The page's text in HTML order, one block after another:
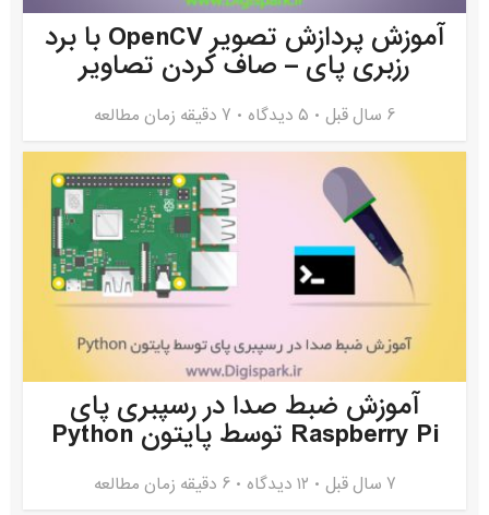
آموزش پردازش تصویر OpenCV با برد
رزبری پای – صاف کردن تصاویر
6 سال قبل ۵ دیدگاه 7 دقیقه زمان مطالعه
آموزش ضبط صدا در رسپبری پای
Raspberry Pi توسط پایتون Python
7 سال قبل ۱۲ دیدگاه 6 دقیقه زمان مطالعه